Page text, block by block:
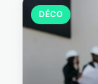
DÉCO